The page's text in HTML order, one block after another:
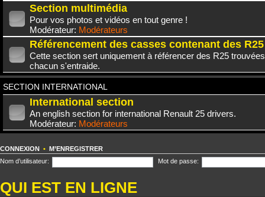
Section multimédia
Pour vos photos et vidéos en tout genre !
Modérateur: Modérateurs
Référencement des casses contenant des R25
Cette section sert uniquement à référencer des R25
chacun s'entraide.
SECTION INTERNATIONAL
International section
An english section for international Renault 25 drivers.
Modérateur: Modérateurs
CONNEXION • M’ENREGISTRER
Nom d’utilisateur:
Mot de passe:
QUI EST EN LIGNE